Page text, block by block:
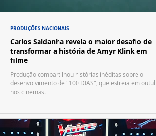
Carlos Saldanha revela o maior desafio de
transformar a história de Amyr Klink em
filme
Produção compartilhou histórias inéditas sobre o
desenvolvimento de "100 DIAS", que estreia em
nos cinemas.
PRODUÇÕES NACIONAIS